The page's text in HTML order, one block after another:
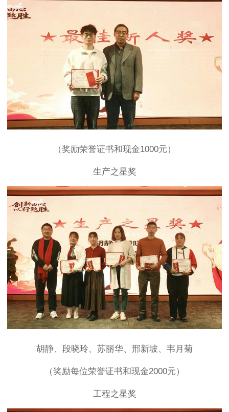
（奖励荣誉证书和现金1000元）
生产之星奖
胡静、段晓玲、苏丽华、邢新坡、韦月菊
（奖励每位荣誉证书和现金2000元）
工程之星奖